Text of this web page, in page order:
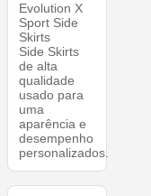
Evolution X
Sport Side
Skirts
Side Skirts
de alta
qualidade
usado para
uma
aparência e
desempenho
personalizados.